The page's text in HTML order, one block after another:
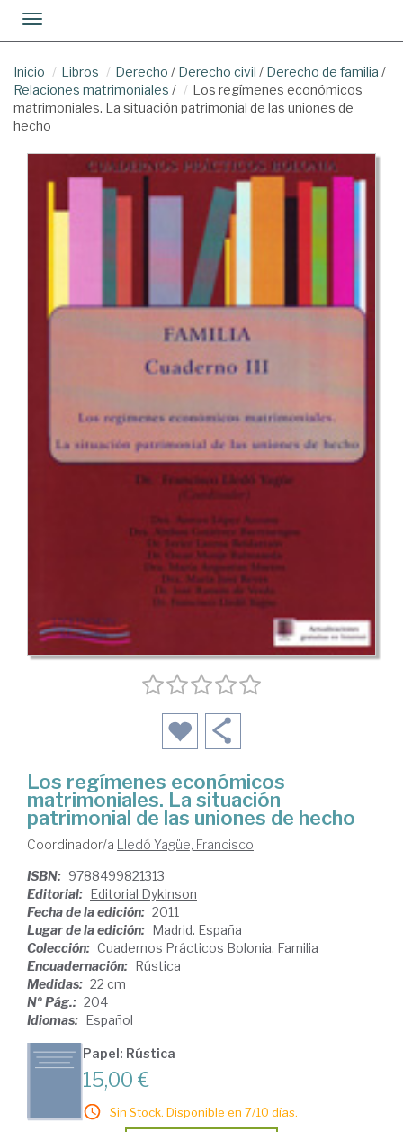
Toggle navigation
Inicio Libros Derecho / Derecho civil / Derecho de familia /
Relaciones matrimoniales /
Los regímenes económicos
matrimoniales. La situación patrimonial de las uniones de
hecho
Los regímenes económicos
matrimoniales. La situación
patrimonial de las uniones de hecho
Coordinador/a Lledó Yagüe, Francisco
ISBN: 9788499821313
Editorial: Editorial Dykinson
Fecha de la edición: 2011
Lugar de la edición: Madrid. España
Colección: Cuadernos Prácticos Bolonia. Familia
Encuadernación: Rústica
Medidas: 22 cm
Nº Pág.: 204
Idiomas: Español
Papel: Rústica
15,00 €
Sin Stock. Disponible en 7/10 días.